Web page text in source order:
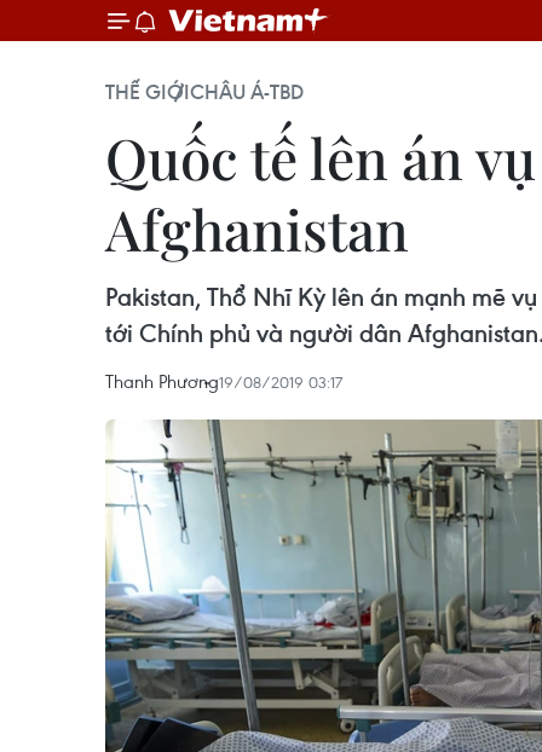
THẾ GIỚICHÂU Á-TBD
Quốc tế lên án
Afghanistan
Pakistan, Thổ Nhĩ Kỳ lên án mạnh mẽ
tới Chính phủ và người dân
Thanh Phương19/08/2019 03:17